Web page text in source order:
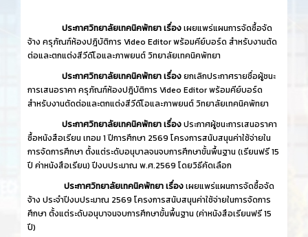
ประกาศวิทยาลัยเทคนิคพัทยา เรื่องเผยแพร่แผนการจัดซื้อจัด
จ้าง ครุภัณฑ์ห้องปฎิบัติการ Video Editor พร้อมคีย์บอร์ด สำหรับงานตัด
ต่อและตกแต่งสีวีดีโอและภาพยนต์ วิทยาลัยเทคนิคพัทยา
ประกาศวิทยาลัยเทคนิคพัทยา เรื่องยกเลิกประกาศรายชื่อผู้ชนะ
การเสนอราคา ครุภัณฑ์ห้องปฎิบัติการ Video Editor พร้อมคีย์บอร์ด
สำหรับงานตัดต่อและตกแต่งสีวีดีโอและภาพยนต์ วิทยาลัยเทคนิคพัทยา
ประกาศวิทยาลัยเทคนิคพัทยา เรื่องประกาศผู้ชนะการเสนอราคา
ซื้อหนังสือเรียน เทอม 1 ปีการศึกษา 2569 โครงการสนับสนุนค่าใช้จ่ายใน
การจัดการศึกษา ตั้งแต่ระดับอนุบาลจนจบการศึกษาขั้นพื้นฐาน (เรียนฟรี 15
ปี ค่าหนังสือเรียน) ปีงบประมาณ พ.ศ.2569 โดยวิธีคัดเลือก
ประกาศวิทยาลัยเทคนิคพัทยา เรื่องเผยแพร่แผนการจัดซื้อจัด
จ้าง ประจำปีงบประมาณ 2569 โครงการสนับสนุนค่าใช้จ่ายในการจัดการ
ศึกษา ตั้งแต่ระดับอนุบาจนจบการศึกษาขั้นพื้นฐาน (ค่าหนังสือเรียนฟรี 15
ปี)